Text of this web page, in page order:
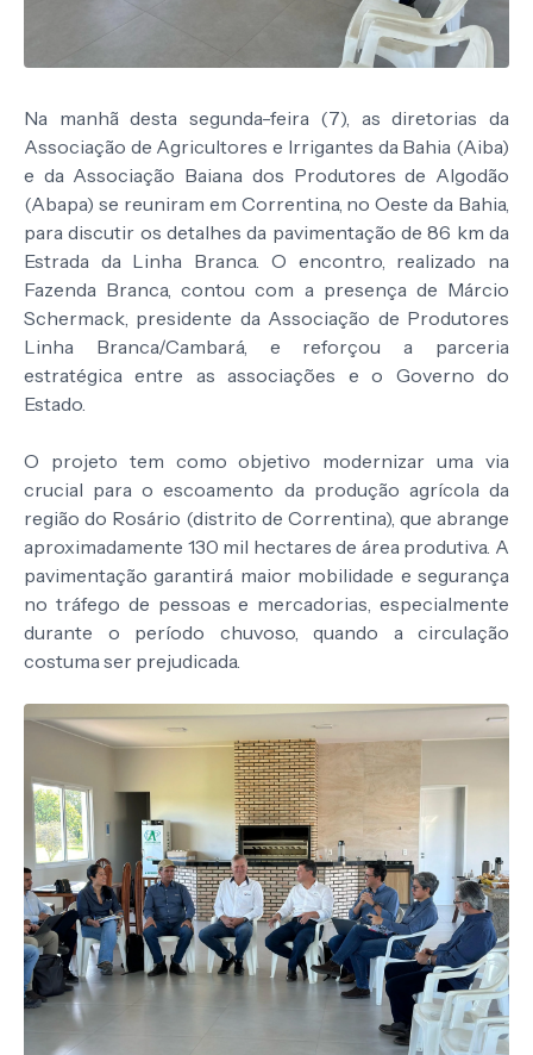
Na manhã desta segunda-feira (7), as diretorias da
Associação de Agricultores e Irrigantes da Bahia (Aiba)
e da Associação Baiana dos Produtores de Algodão
(Abapa) se reuniram em Correntina, no Oeste da Bahia,
para discutir os detalhes da pavimentação de 86 km da
Estrada da Linha Branca. O encontro, realizado na
Fazenda Branca, contou com a presença de Márcio
Schermack, presidente da Associação de Produtores
Linha Branca/Cambará, e reforçou a parceria
estratégica entre as associações e o Governo do
Estado.
O projeto tem como objetivo modernizar uma via
crucial para o escoamento da produção agrícola da
região do Rosário (distrito de Correntina), que abrange
aproximadamente 130 mil hectares de área produtiva. A
pavimentação garantirá maior mobilidade e segurança
no tráfego de pessoas e mercadorias, especialmente
durante o período chuvoso, quando a circulação
costuma ser prejudicada.